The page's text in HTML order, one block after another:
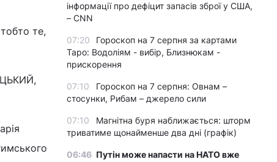
те,
інформації про дефіцит запасів зброї у США,
– CNN
07:20
Гороскоп на 7 серпня за картами
Таро: Водоліям - вибір, Близнюкам -
прискорення
07:10
Гороскоп на 7 серпня: Овнам –
стосунки, Рибам – джерело сили
07:10
Магнітна буря наближається: шторм
триватиме щонайменше два дні (графік)
06:46 Путін може напасти на НАТО вже